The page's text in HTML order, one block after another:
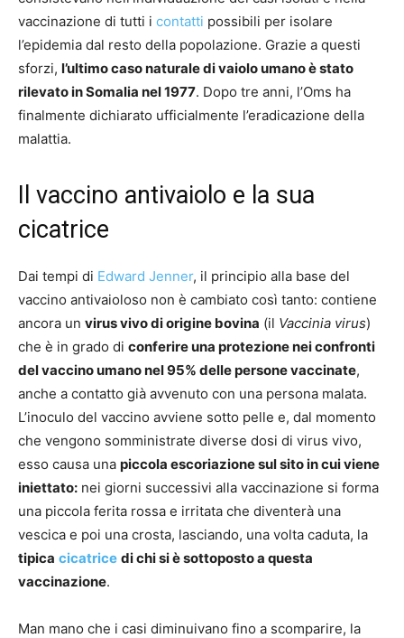
vaccinazione di tutti i contatti possibili per isolare
l’epidemia dal resto della popolazione. Grazie a questi
sforzi, l’ultimo caso naturale di vaiolo umano è stato
rilevato in Somalia nel 1977. Dopo tre anni, l’Oms ha
finalmente dichiarato ufficialmente l’eradicazione della
malattia.
Il vaccino antivaiolo e la sua
cicatrice
Dai tempi di Edward Jenner, il principio alla base del
vaccino antivaioloso non è cambiato così tanto: contiene
ancora un virus vivo di origine bovina (il Vaccinia virus)
che è in grado di conferire una protezione nei confronti
del vaccino umano nel 95% delle persone vaccinate,
anche a contatto già avvenuto con una persona malata.
L’inoculo del vaccino avviene sotto pelle e, dal momento
che vengono somministrate diverse dosi di virus vivo,
esso causa una piccola escoriazione sul sito in cui viene
iniettato: nei giorni successivi alla vaccinazione si forma
una piccola ferita rossa e irritata che diventerà una
vescica e poi una crosta, lasciando, una volta caduta, la
tipica cicatrice di chi si è sottoposto a questa
vaccinazione.
Man mano che i casi diminuivano fino a scomparire, la